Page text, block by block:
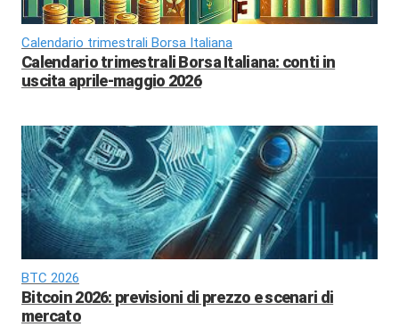
Calendario trimestrali Borsa Italiana
Calendario trimestrali Borsa Italiana: conti in
uscita aprile-maggio 2026
BTC 2026
Bitcoin 2026: previsioni di prezzo e scenari di
mercato